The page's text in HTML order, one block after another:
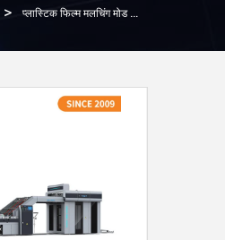
> प्लास्टिक फिल्म मलचिंग मोड के साथ विरोधी संक्षारक पूर्ण सर्वो ऑटो फ्लूट लैमिनेटर